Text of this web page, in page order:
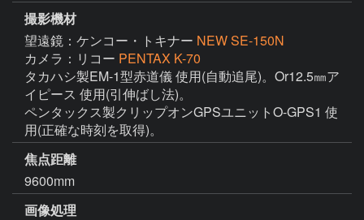
撮影機材
望遠鏡：ケンコー・トキナー NEW SE-150N
カメラ：リコー PENTAX K-70
タカハシ製EM-1型赤道儀 使用(自動追尾)。Or12.5㎜ア
イピース 使用(引伸ばし法)。
ペンタックス製クリップオンGPSユニットO-GPS1 使
用(正確な時刻を取得)。
焦点距離
9600mm
画像処理